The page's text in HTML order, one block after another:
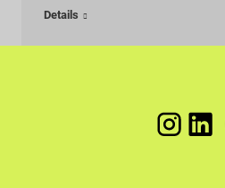
Details